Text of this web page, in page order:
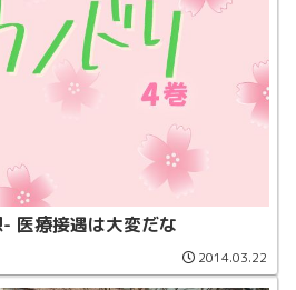
医療接遇は大変だな
2014.03.22